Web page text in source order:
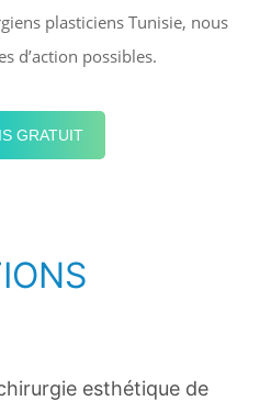
plasticiens Tunisie, nous
d’action possibles.
GRATUIT
esthétique de